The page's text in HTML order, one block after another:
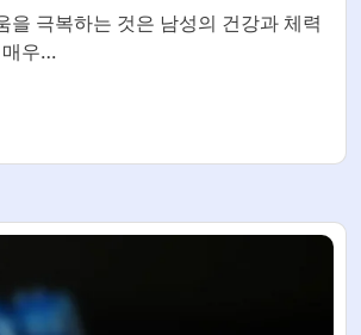
을 극복하는 것은 남성의 건강과 체력
매우…